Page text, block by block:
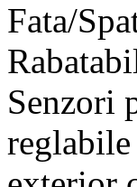
Fata/
Senzori